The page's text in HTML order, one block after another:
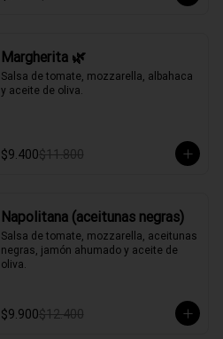
Margherita 🌿
Salsa de tomate, mozzarella, albahaca
y aceite de oliva.
$9.400$11.800
Napolitana (aceitunas negras)
Salsa de tomate, mozzarella, aceitunas
negras, jamón ahumado y aceite de
oliva.
$9.900$12.400